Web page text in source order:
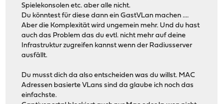
Spielekonsolen etc. aber alle nicht.
Du könntest für diese dann ein GastVLan machen ....
Aber die Komplexität wird ungemein mehr. Und du hast
auch das Problem das du evtl. nicht mehr auf deine
Infrastruktur zugreifen kannst wenn der Radiusserver
ausfällt.
Du musst dich da also entscheiden was du willst. MAC
Adressen basierte VLans sind da glaube ich noch das
einfachste.